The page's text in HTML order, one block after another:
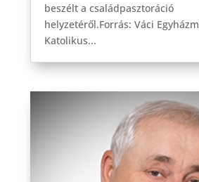
beszélt a családpasztoráció
helyzetéről.Forrás: Váci
Katolikus...